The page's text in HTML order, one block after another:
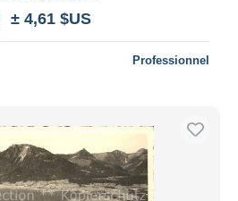
± 4,61 $US
Professionnel